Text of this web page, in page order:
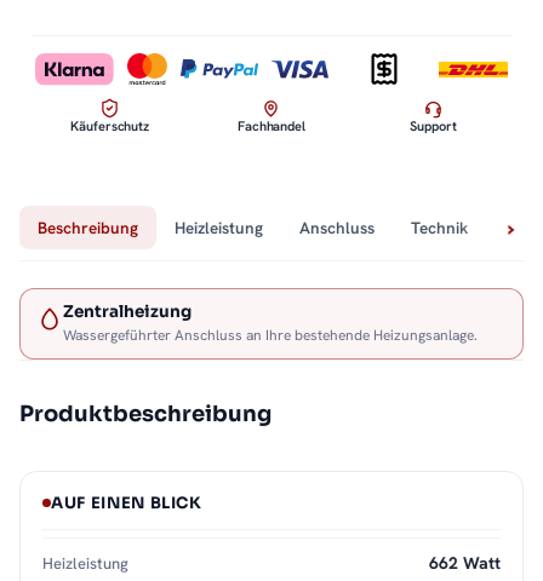
Käuferschutz Fachhandel Support
Beschreibung Heizleistung Anschluss Technik
Zentralheizung
Wassergeführter Anschluss an Ihre bestehende Heizungsanlage.
Produktbeschreibung
AUF EINEN BLICK
Heizleistung 662 Watt